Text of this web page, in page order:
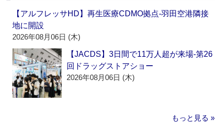
【アルフレッサHD】再生医療CDMO拠点‐羽田空港隣接
地に開設
2026年08月06日 (木)
【JACDS】3日間で11万人超が来場‐第26
回ドラッグストアショー
2026年08月06日 (木)
もっと見る »